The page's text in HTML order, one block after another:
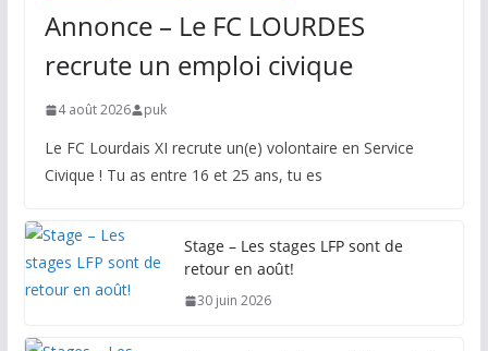
Annonce – Le FC LOURDES
recrute un emploi civique
4 août 2026 puk
Le FC Lourdais XI recrute un(e) volontaire en Service
Civique ! Tu as entre 16 et 25 ans, tu es
Stage – Les stages LFP sont de
retour en août!
30 juin 2026